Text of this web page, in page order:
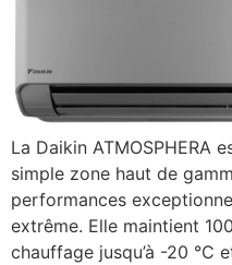
La Daikin ATMOSPHERA
simple zone haut de
performances
extrême. Elle maintient
chauffage jusqu’à -20 °C